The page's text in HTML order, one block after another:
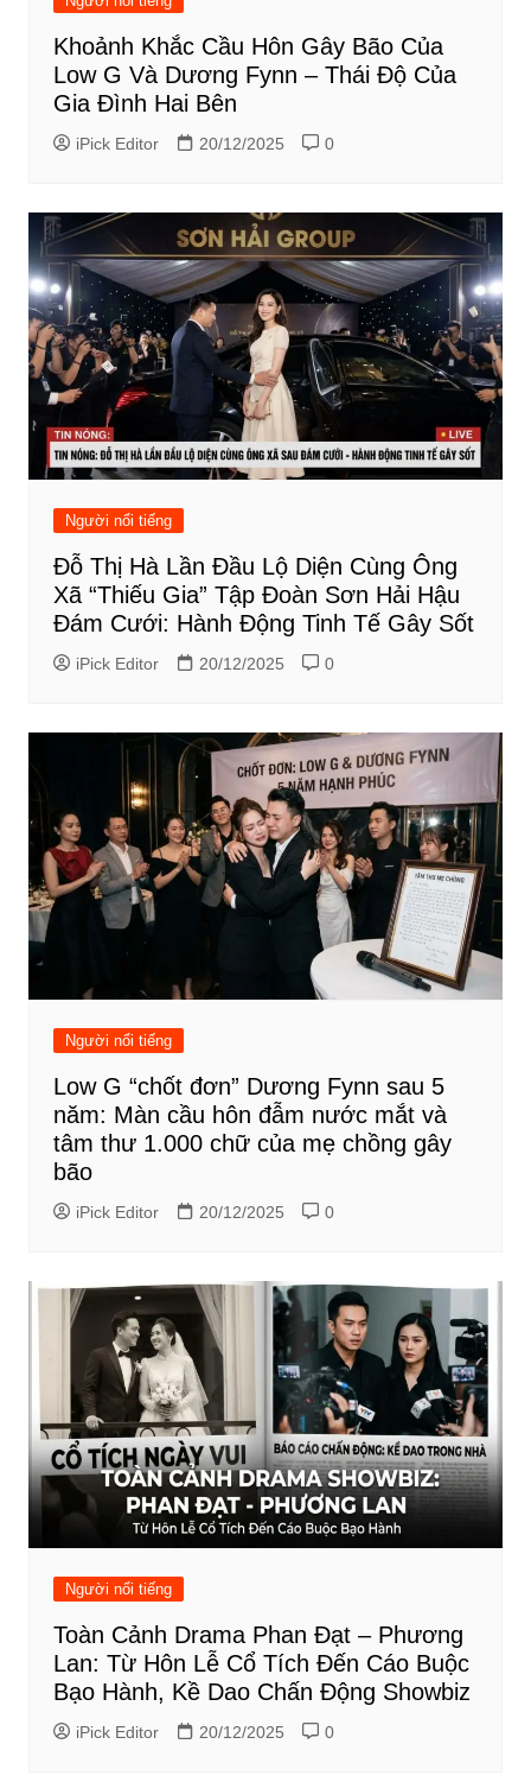
Khoảnh Khắc Cầu Hôn Gây Bão Của
Low G Và Dương Fynn – Thái Độ Của
Gia Đình Hai Bên
iPick Editor 20/12/2025 0
Người nổi tiếng
Đỗ Thị Hà Lần Đầu Lộ Diện Cùng Ông
Xã “Thiếu Gia” Tập Đoàn Sơn Hải Hậu
Đám Cưới: Hành Động Tinh Tế Gây Sốt
iPick Editor 20/12/2025 0
Người nổi tiếng
Low G “chốt đơn” Dương Fynn sau 5
năm: Màn cầu hôn đẫm nước mắt và
tâm thư 1.000 chữ của mẹ chồng gây
bão
iPick Editor 20/12/2025 0
Người nổi tiếng
Toàn Cảnh Drama Phan Đạt – Phương
Lan: Từ Hôn Lễ Cổ Tích Đến Cáo Buộc
Bạo Hành, Kề Dao Chấn Động Showbiz
iPick Editor 20/12/2025 0